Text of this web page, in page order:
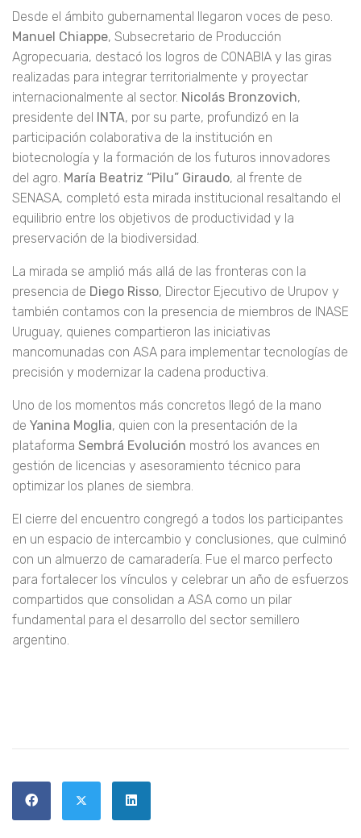
sinergia entre los sectores público y privado, fortaleciendo
la seguridad y la innovación biotecnológica.
Desde el ámbito gubernamental llegaron voces de peso.
Manuel Chiappe , Subsecretario de Producción
Agropecuaria, destacó los logros de CONABIA y las giras
realizadas para integrar territorialmente y proyectar
internacionalmente al sector. Nicolás Bronzovich
presidente delINTA, por su parte, profundizó en la
participación colaborativa de la institución en
biotecnología y la formación de los futuros innovadores
del agro. María Beatriz “Pilu” Giraudo, al frente de
SENASA, completó esta mirada institucional resaltando el
equilibrio entre los objetivos de productividad y la
preservación de la biodiversidad.
La mirada se amplió más allá de las fronteras con la
presencia deDiego Risso , Director Ejecutivo de Urupov y
también contamos con la presencia de miembros de INASE
Uruguay, quienes compartieron las iniciativas
mancomunadas con ASA para implementar tecnologías de
precisión y modernizar la cadena productiva.
Uno de los momentos más concretos llegó de la mano
deYanina Moglia, quien con la presentación de la
plataformaSembrá Evoluciónmostró los avances en
gestión de licencias y asesoramiento técnico para
optimizar los planes de siembra.
El cierre del encuentro congregó a todos los participantes
en un espacio de intercambio y conclusiones, que culminó
con un almuerzo de camaradería. Fue el marco perfecto
para fortalecer los vínculos y celebrar un año de esfuerzos
compartidos que consolidan a ASA como un pilar